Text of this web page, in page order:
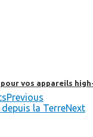
vos appareils
Previous
la TerreNext